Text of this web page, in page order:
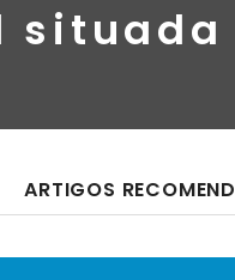
situada
ARTIGOS